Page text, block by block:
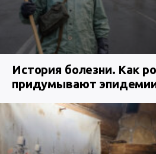
История болезни. Как
придумывают